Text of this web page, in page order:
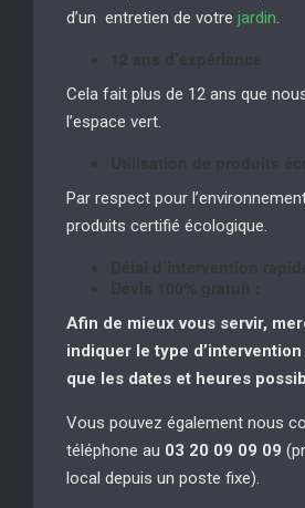
d’un entretien de votre jardin.
Cela fait plus de 12 ans que
l’espace vert.
Par respect pour
produits certifié écologique.
Afin de mieux vous servir,
indiquer le type
que les dates et heures
Vous pouvez également nous
téléphone au 03 20 09 09 09
local depuis un poste fixe).